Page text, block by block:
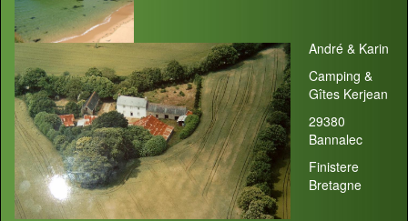
André & Karin
Camping &
Gîtes Kerjean
29380
Bannalec
Finistere
Bretagne